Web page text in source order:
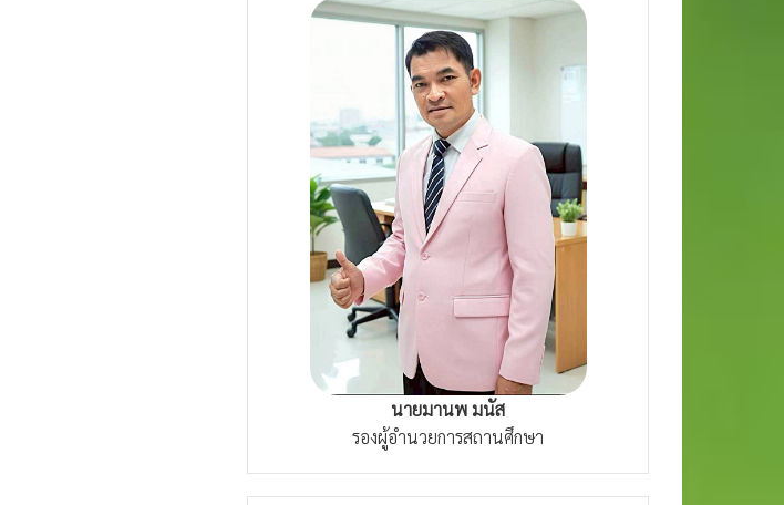
นายมานพ มนัส
รองผู้อำนวยการสถานศึกษา